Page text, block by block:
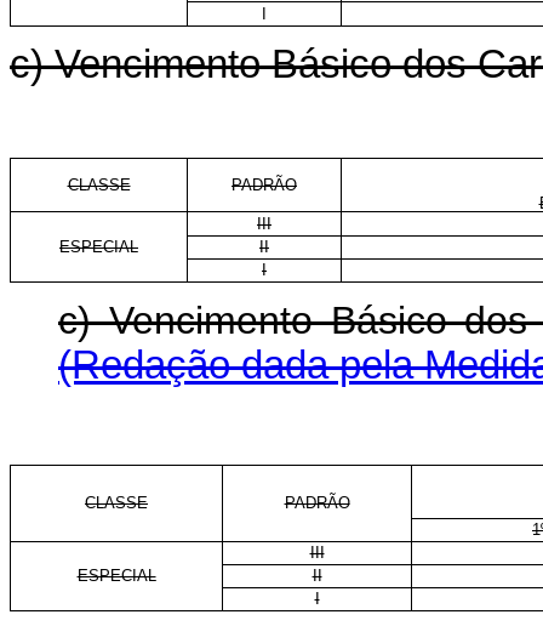
c) Vencimento Básico dos
CLASSE
PADRÃO
ESPECIAL
III
II
I
c) Vencimento Básico
(Redação dada pela
CLASSE
PADRÃO
ESPECIAL
III
II
I